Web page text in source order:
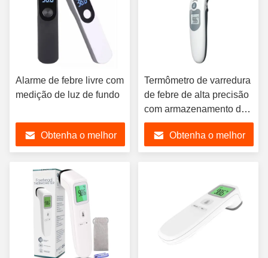
Alarme de febre livre com
medição de luz de fundo
Obtenha o melhor
Termômetro de varredura
de febre de alta precisão
com armazenamento de
memória 32 leituras
Obtenha o melhor